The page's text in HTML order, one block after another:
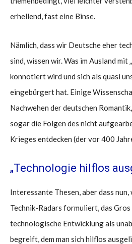
erhellend, fast eine Binse.
Nämlich, dass wir Deutsche eher
sind, wissen wir. Was im Ausland mit
konnotiert wird und sich als quasi
eingebürgert hat. Einige
Nachwehen der deutschen
sogar die Folgen des nicht
Krieges entdecken (der vor 400
„Technologie hilflos
Interessante Thesen, aber dass nun,
Technik-Radars formuliert, das
technologische Entwicklung als
begreift, dem man sich hilflos